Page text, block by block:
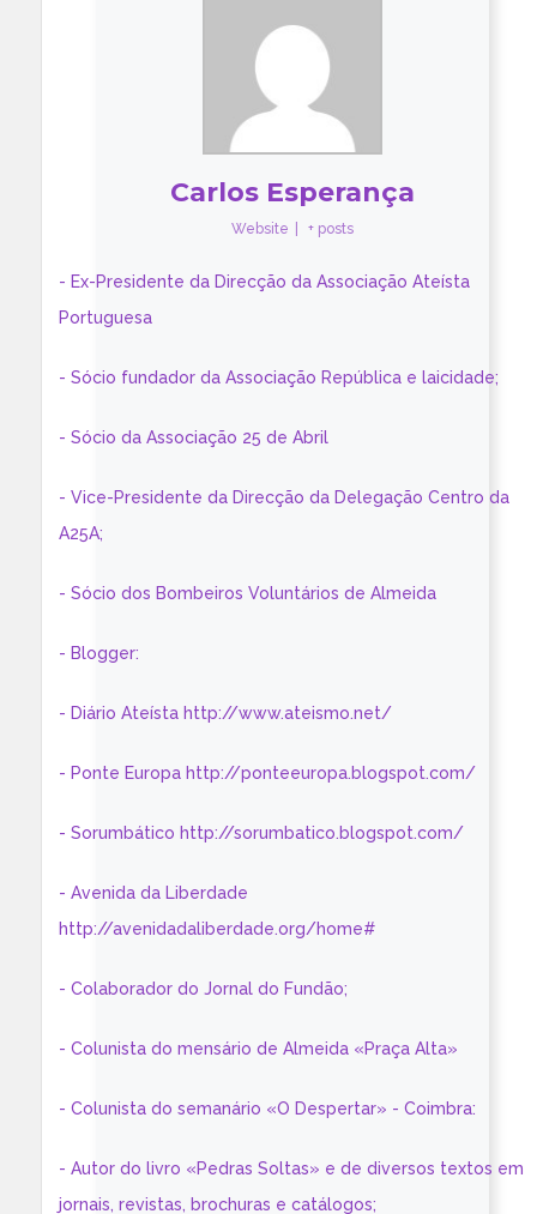
Carlos Esperança
Website + posts
- Ex-Presidente da Direcção da Associação Ateísta
Portuguesa
- Sócio fundador da Associação República e laicidade;
- Sócio da Associação 25 de Abril
- Vice-Presidente da Direcção da Delegação Centro da
A25A;
- Sócio dos Bombeiros Voluntários de Almeida
- Blogger:
- Diário Ateísta http://www.ateismo.net/
- Ponte Europa http://ponteeuropa.blogspot.com/
- Sorumbático http://sorumbatico.blogspot.com/
- Avenida da Liberdade
http://avenidadaliberdade.org/home#
- Colaborador do Jornal do Fundão;
- Colunista do mensário de Almeida «Praça Alta»
- Colunista do semanário «O Despertar» - Coimbra:
- Autor do livro «Pedras Soltas» e de diversos textos em
jornais, revistas, brochuras e catálogos;